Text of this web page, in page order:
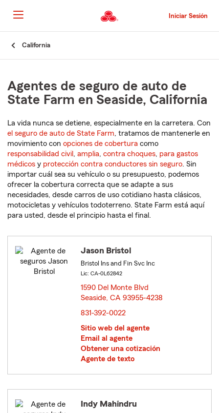
al
contenido
principal
Iniciar Sesión
California
Agentes de seguro de auto de
State Farm en Seaside, California
La vida nunca se detiene, especialmente en la carretera. Con
el seguro de auto de State Farm, tratamos de mantenerle en
movimiento con opciones de cobertura como
responsabilidad civil , amplia, contra choques, para gastos
médicos y protección contra conductores sin seguro. Sin
importar cuál sea su vehículo o su presupuesto, podemos
ofrecer la cobertura correcta que se adapte a sus
necesidades, desde carros de uso cotidiano hasta clásicos,
motocicletas y vehículos todoterreno. State Farm está aquí
para usted, desde el principio hasta el final.
Jason Bristol
Bristol Ins and Fin Svc Inc
Lic: CA-0L62842
1590 Del Monte Blvd
Seaside, CA 93955-4238
831-392-0022
Sitio web del agente
Email al agente
Obtener una cotización
Agente de texto
Indy Mahindru